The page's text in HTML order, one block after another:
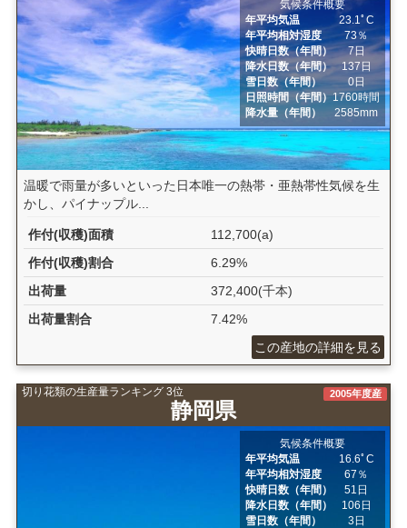
気候条件概要
年平均気温
23.1ﾟC
年平均相対湿度
73％
快晴日数（年間）
7日
降水日数（年間）
137日
雪日数（年間）
0日
日照時間（年間）1760時間
降水量（年間）
2585mm
温暖で雨量が多いといった日本唯一の熱帯・亜熱帯性気候を生
かし、パイナップル...
作付(収穫)面積
112,700(a)
作付(収穫)割合
6.29%
出荷量
372,400(千本)
出荷量割合
7.42%
この産地の詳細を見る
切り花類の生産量ランキング 3位
静岡県
2005年度産
気候条件概要
年平均気温
16.6ﾟC
年平均相対湿度
67％
快晴日数（年間）
51日
降水日数（年間）
106日
雪日数（年間）
3日